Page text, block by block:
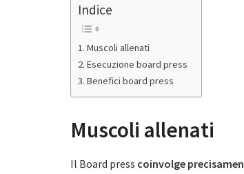
Indice
Muscoli allenati
Esecuzione board press
Benefici board press
Muscoli allenati
Il Board press coinvolge